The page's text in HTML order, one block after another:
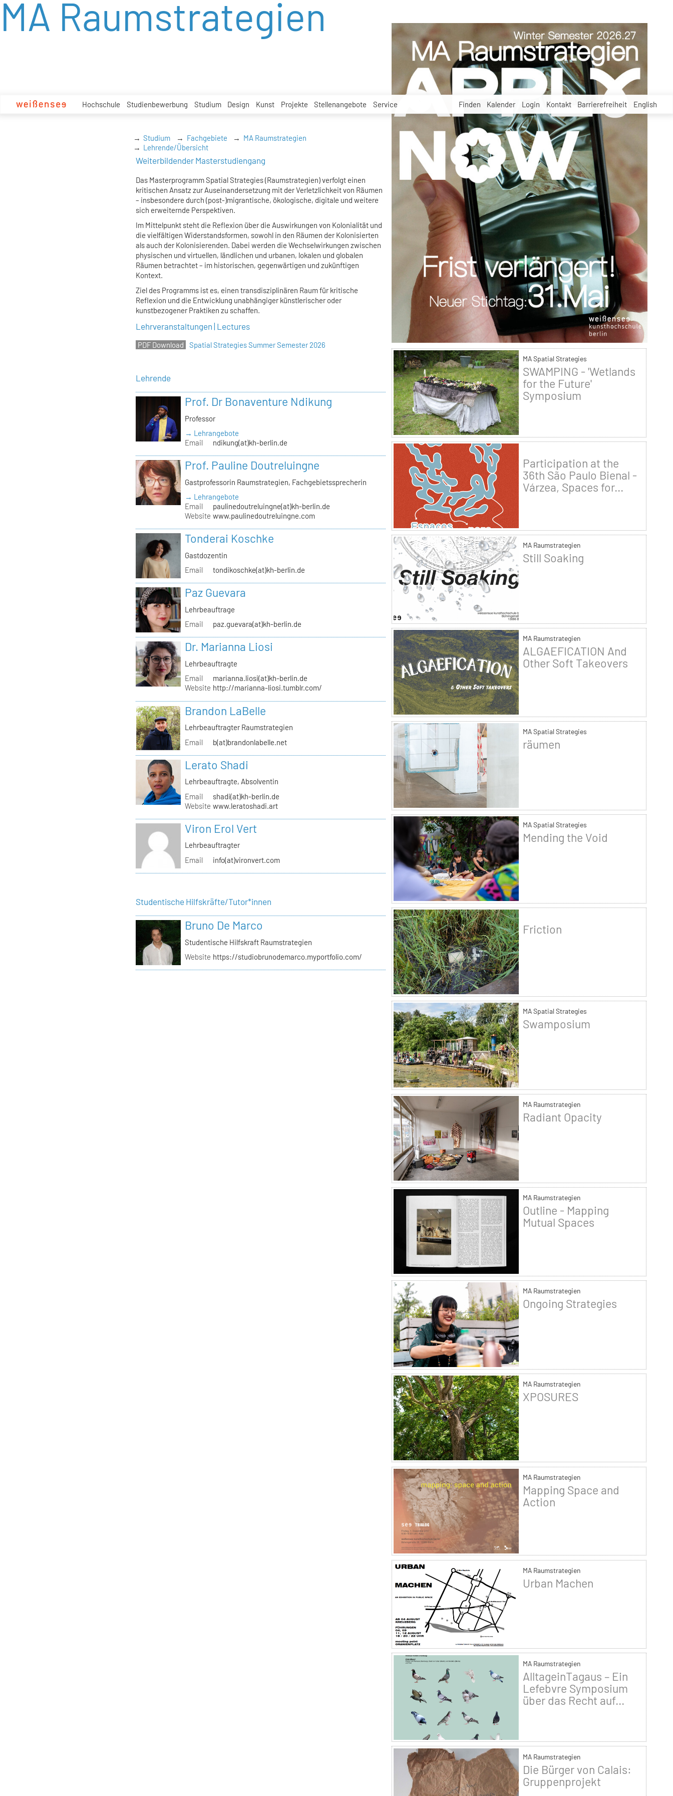
zum
Inhalt
Hochschule Studienbewerbung Studium Design Kunst Projekte Stellenangebote Service Finden Kalender Login Kontakt Barrierefreiheit English
MA Raumstrategien
Studium Fachgebiete
MA Raumstrategien
Lehrende/Übersicht
Weiterbildender Masterstudiengang
Das Masterprogramm Spatial Strategies (Raumstrategien) verfolgt einen
kritischen Ansatz zur Auseinandersetzung mit der Verletzlichkeit von Räumen
– insbesondere durch (post-)migrantische, ökologische, digitale und weitere
sich erweiternde Perspektiven.
Im Mittelpunkt steht die Reflexion über die Auswirkungen von Kolonialität und
die vielfältigen Widerstandsformen, sowohl in den Räumen der Kolonisierten
als auch der Kolonisierenden. Dabei werden die Wechselwirkungen zwischen
physischen und virtuellen, ländlichen und urbanen, lokalen und globalen
Räumen betrachtet – im historischen, gegenwärtigen und zukünftigen
Kontext.
Ziel des Programms ist es, einen transdisziplinären Raum für kritische
Reflexion und die Entwicklung unabhängiger künstlerischer oder
kunstbezogener Praktiken zu schaffen.
Lehrveranstaltungen | Lectures
Spatial Strategies Summer Semester 2026
Lehrende
Prof. Dr Bonaventure Ndikung
Professor
→ Lehrangebote
Email
ndikung(at)kh-berlin.de
Prof. Pauline Doutreluingne
Gastprofessorin Raumstrategien, Fachgebietssprecherin
→ Lehrangebote
Email
paulinedoutreluingne(at)kh-berlin.de
Website www.paulinedoutreluingne.com
Tonderai Koschke
Gastdozentin
Email
tondikoschke(at)kh-berlin.de
Paz Guevara
Lehrbeauftrage
Email
paz.guevara(at)kh-berlin.de
Dr. Marianna Liosi
Lehrbeauftragte
Email
marianna.liosi(at)kh-berlin.de
Website http://marianna-liosi.tumblr.com/
Brandon LaBelle
Lehrbeauftragter Raumstrategien
Email
b(at)brandonlabelle.net
Lerato Shadi
Lehrbeauftragte, Absolventin
Email
shadi(at)kh-berlin.de
Website www.leratoshadi.art
Viron Erol Vert
Lehrbeauftragter
Email
info(at)vironvert.com
Studentische Hilfskräfte/Tutor*innen
Bruno De Marco
Studentische Hilfskraft Raumstrategien
Website https://studiobrunodemarco.myportfolio.com/
MA Spatial Strategies
SWAMPING - 'Wetlands
for the Future'
Symposium
Participation at the
36th São Paulo Bienal -
Várzea, Spaces for...
MA Raumstrategien
Still Soaking
MA Raumstrategien
ALGAEFICATION And
Other Soft Takeovers
MA Spatial Strategies
räumen
MA Spatial Strategies
Mending the Void
Friction
MA Spatial Strategies
Swamposium
MA Raumstrategien
Radiant Opacity
MA Raumstrategien
Outline - Mapping
Mutual Spaces
MA Raumstrategien
Ongoing Strategies
MA Raumstrategien
XPOSURES
MA Raumstrategien
Mapping Space and
Action
MA Raumstrategien
Urban Machen
MA Raumstrategien
AlltageinTagaus – Ein
Lefebvre Symposium
über das Recht auf...
MA Raumstrategien
Die Bürger von Calais:
Gruppenprojekt